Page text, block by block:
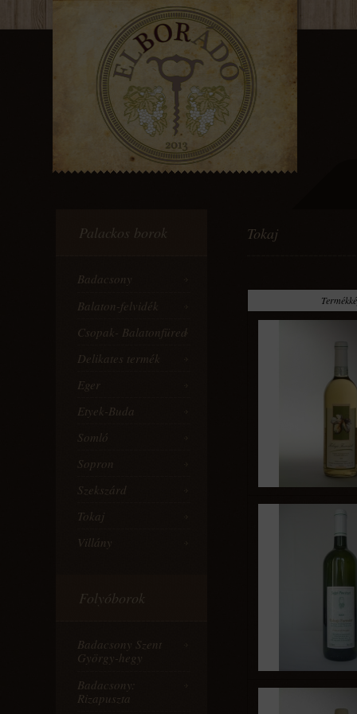
Palackos borok
Badacsony
Balaton-felvidék
Csopak- Balatonfüred
Delikates termék
Eger
Etyek-Buda
Somló
Sopron
Szekszárd
Tokaj
Villány
Folyóborok
Badacsony Szent
György-hegy
Badacsony:
Rizapuszta
Tokaj